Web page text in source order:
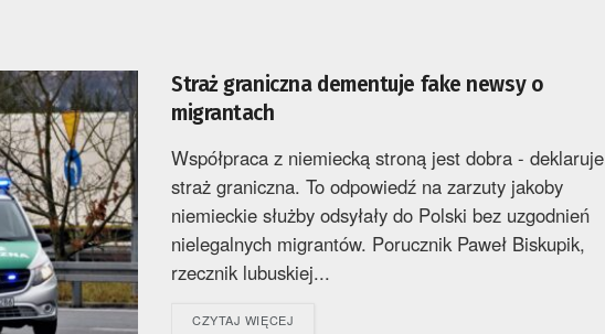
Straż graniczna dementuje fake newsy o
migrantach
Współpraca z niemiecką stroną jest dobra - deklaruje
straż graniczna. To odpowiedź na zarzuty jakoby
niemieckie służby odsyłały do Polski bez uzgodnień
nielegalnych migrantów. Porucznik Paweł Biskupik,
rzecznik lubuskiej...
CZYTAJ WIĘCEJ